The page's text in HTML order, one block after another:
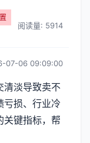
阅读量: 5914
07-06 09:09:00
清淡导致卖不
亏损、行业冷
关键指标，帮